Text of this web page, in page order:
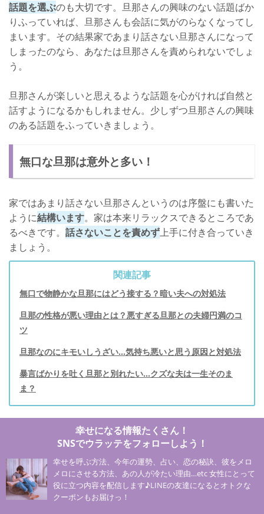
話題を選ぶのも大切です。旦那さんの興味のない話題ばか
りふっていれば、旦那さんも会話に気がのらなくなってし
まいます。その結果家であまり話さない旦那さんになって
しまったのなら、あなたは旦那さんを責められないでしょ
う。
旦那さんが楽しいと思えるような話題を心がければ自然と
話すようになるかもしれません。少しずつ旦那さんの興味
のある話題をふっていきましょう。
無口な旦那は意外と多い！
家ではあまり話さない旦那さんというのは序盤にも書いた
ように結構います。家は本来リラックスできるところであ
るべきです。 話さないことを責めず上手に付き合っていき
ましょう。
関連記事
無口で物静かな旦那にはどう接する？暗い夫への対処法
旦那の性格が悪い理由とは？悪すぎる旦那との夫婦円満のコ
ツ
旦那なのにキモいしうざい…気持ち悪いと思う原因と対処法
暴言ばかりを吐く旦那と別れたい...クズな夫は一生そのま
ま？
幸せになる情報たくさん！
SNSでウラッテをフォローしよう！
幸せを呼ぶ方法、今年の運勢、占い、恋の秘訣、彼をメロ
メロにさせる方法、あの人が冷たい理由…etc 女性にとって
役に立つ内容を配信します♪LINEの友達になるとオトクな
クーポンもお届けっ！